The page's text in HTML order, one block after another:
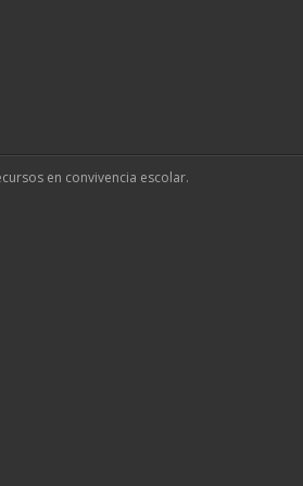
en convivencia escolar.